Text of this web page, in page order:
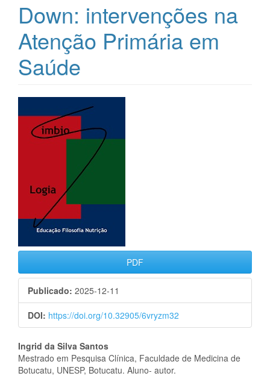
Down: intervenções na
Atenção Primária em
Saúde
lateral
PDF
Publicado: 2025-12-11
DOI: https://doi.org/10.32905/6vryzm32
Conteúdo
Ingrid da Silva Santos
Mestrado em Pesquisa Clínica, Faculdade de Medicina de
Botucatu, UNESP, Botucatu. Aluno- autor.